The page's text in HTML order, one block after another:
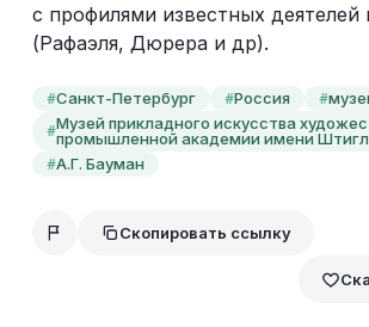
с профилями известных деятелей
(Рафаэля, Дюрера и др).
#Санкт-Петербург #Россия #
#Музей прикладного искусства
промышленной академии имени
#А.Г. Бауман
Скопировать ссылку